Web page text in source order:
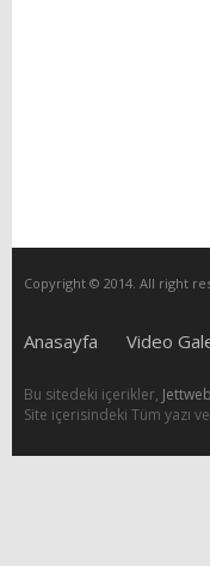
Copyright © 2014. All right
Anasayfa Video
Bu sitedeki içerikler, Jettweb
Site içerisindeki Tüm yazı